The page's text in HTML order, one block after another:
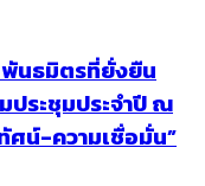
พันธมิตรที่ยั่งยืน
ประชุมประจำปี ณ
ศน์-ความเชื่อมั่น”